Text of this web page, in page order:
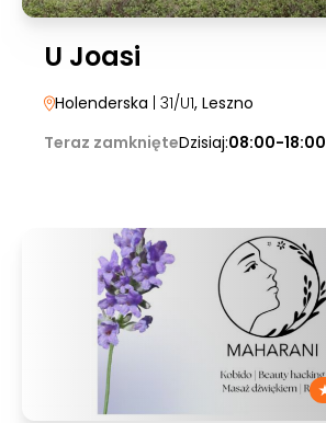
U Joasi
Holenderska | 31/U1, Leszno
Teraz zamknięteDzisiaj:08:00-18:00